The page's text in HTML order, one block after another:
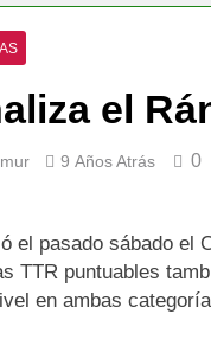
el
9 Años Atrás 0
el pasado sábado el
TTR puntuables
en ambas